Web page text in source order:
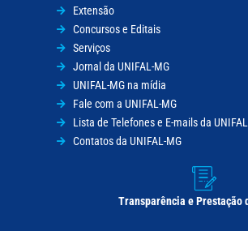
Extensão
Concursos e Editais
Serviços
Jornal da UNIFAL-MG
UNIFAL-MG na mídia
Fale com a UNIFAL-MG
Lista de Telefones e E-mails da
Contatos da UNIFAL-MG
Transparência e Prestação